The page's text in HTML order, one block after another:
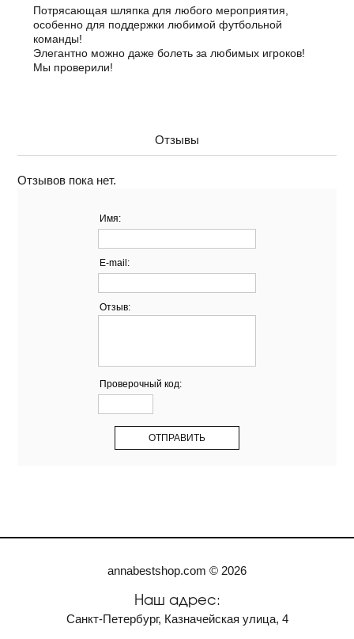
Потрясающая шляпка для любого мероприятия,
особенно для поддержки любимой футбольной
команды!
Элегантно можно даже болеть за любимых игроков!
Мы проверили!
Отзывы
Отзывов пока нет.
Имя:
E-mail:
Отзыв:
Проверочный код:
annabestshop.com © 2026
Наш адрес:
Санкт-Петербург, Казначейская улица, 4